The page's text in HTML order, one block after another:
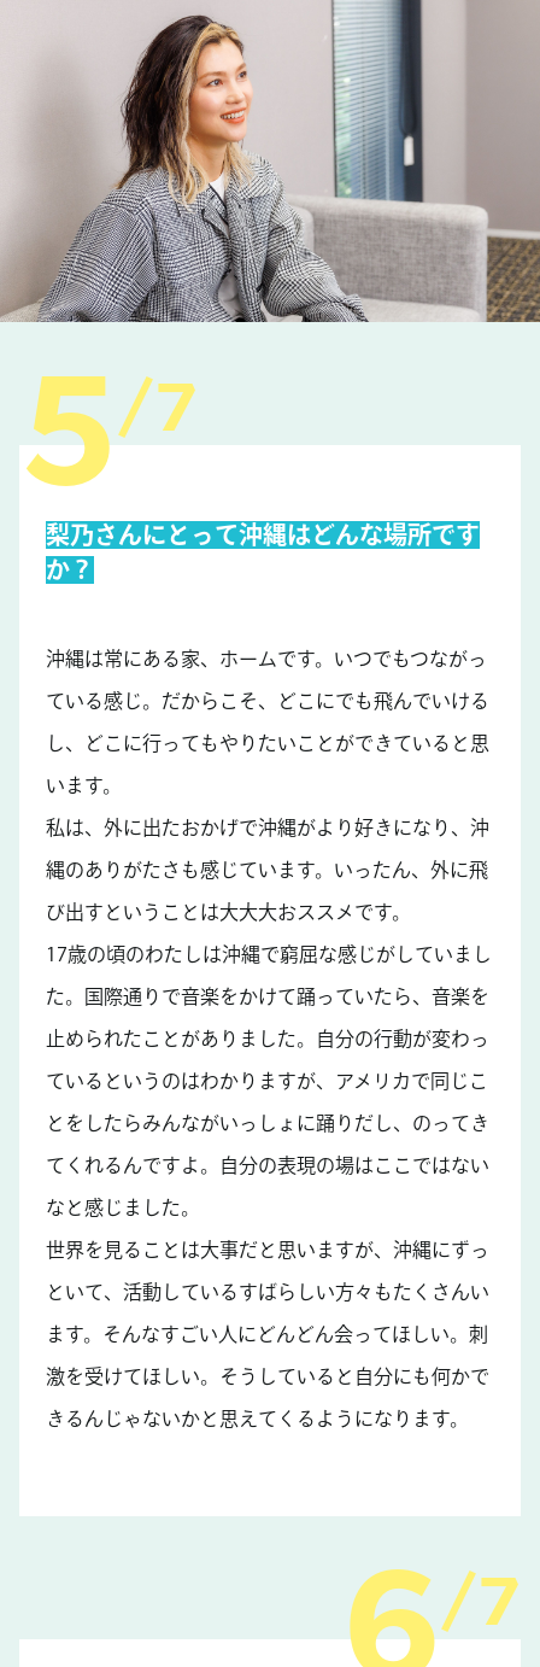
7
梨乃さんにとって沖縄はどんな場所です
か？
沖縄は常にある家、ホームです。いつでもつながっ
ている感じ。だからこそ、どこにでも飛んでいける
し、どこに行ってもやりたいことができていると思
います。
私は、外に出たおかげで沖縄がより好きになり、沖
縄のありがたさも感じています。いったん、外に飛
び出すということは大大大おススメです。
17歳の頃のわたしは沖縄で窮屈な感じがしていまし
た。国際通りで音楽をかけて踊っていたら、音楽を
止められたことがありました。自分の行動が変わっ
ているというのはわかりますが、アメリカで同じこ
とをしたらみんながいっしょに踊りだし、のってき
てくれるんですよ。自分の表現の場はここではない
なと感じました。
世界を見ることは大事だと思いますが、沖縄にずっ
といて、活動しているすばらしい方々もたくさんい
ます。そんなすごい人にどんどん会ってほしい。刺
激を受けてほしい。そうしていると自分にも何かで
きるんじゃないかと思えてくるようになります。
7